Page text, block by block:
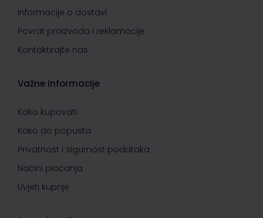
Informacije o dostavi
Povrat proizvoda i reklamacije
Kontaktirajte nas
Važne informacije
Kako kupovati
Kako do popusta
Privatnost i sigurnost podataka
Načini plaćanja
Uvjeti kupnje